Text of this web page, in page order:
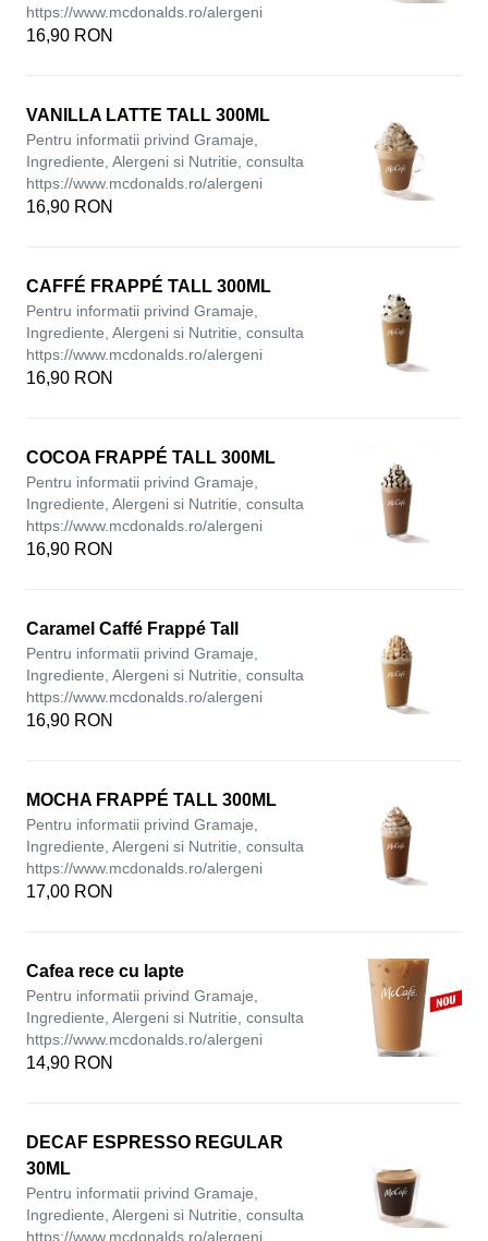
https://www.mcdonalds.ro/alergeni
16,90 RON
VANILLA LATTE TALL 300ML
Pentru informatii privind Gramaje,
Ingrediente, Alergeni si Nutritie, consulta
https://www.mcdonalds.ro/alergeni
16,90 RON
CAFFÉ FRAPPÉ TALL 300ML
Pentru informatii privind Gramaje,
Ingrediente, Alergeni si Nutritie, consulta
https://www.mcdonalds.ro/alergeni
16,90 RON
COCOA FRAPPÉ TALL 300ML
Pentru informatii privind Gramaje,
Ingrediente, Alergeni si Nutritie, consulta
https://www.mcdonalds.ro/alergeni
16,90 RON
Caramel Caffé Frappé Tall
Pentru informatii privind Gramaje,
Ingrediente, Alergeni si Nutritie, consulta
https://www.mcdonalds.ro/alergeni
16,90 RON
MOCHA FRAPPÉ TALL 300ML
Pentru informatii privind Gramaje,
Ingrediente, Alergeni si Nutritie, consulta
https://www.mcdonalds.ro/alergeni
17,00 RON
Cafea rece cu lapte
Pentru informatii privind Gramaje,
Ingrediente, Alergeni si Nutritie, consulta
https://www.mcdonalds.ro/alergeni
14,90 RON
DECAF ESPRESSO REGULAR
30ML
Pentru informatii privind Gramaje,
Ingrediente, Alergeni si Nutritie, consulta
https://www.mcdonalds.ro/alergeni